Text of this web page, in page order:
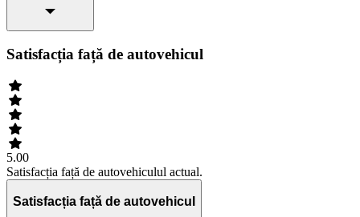
Satisfacția față de autovehicul
5.00
Satisfacția față de autovehiculul actual.
Satisfacția față de autovehicul